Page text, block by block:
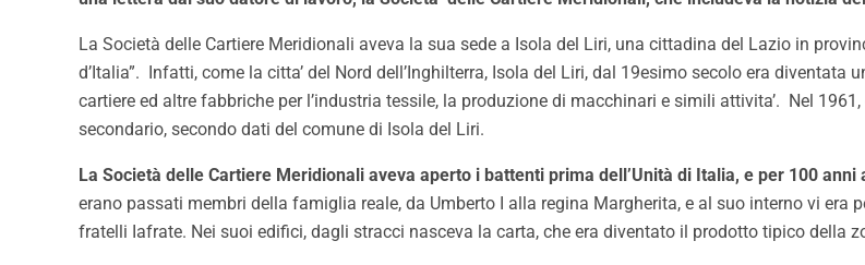
La Società delle Cartiere Meridionali aveva la sua sede a Isola del Liri, una cittadina del Lazio in
d’Italia”. Infatti, come la citta’ del Nord dell’Inghilterra, Isola del Liri, dal 19esimo secolo era diventata
cartiere ed altre fabbriche per l’industria tessile, la produzione di macchinari e simili attivita’. Nel
secondario, secondo dati del comune di Isola del Liri.
La Società delle Cartiere Meridionali aveva aperto i battenti prima dell’Unità di Italia, e per 100
erano passati membri della famiglia reale, da Umberto I alla regina Margherita, e al suo interno vi
fratelli Iafrate. Nei suoi edifici, dagli stracci nasceva la carta, che era diventato il prodotto tipico della